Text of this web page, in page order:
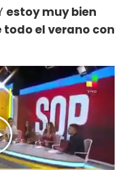
estoy muy bien
todo el verano con